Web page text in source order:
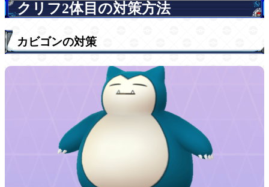
クリフ2体目の対策方法
カビゴンの対策